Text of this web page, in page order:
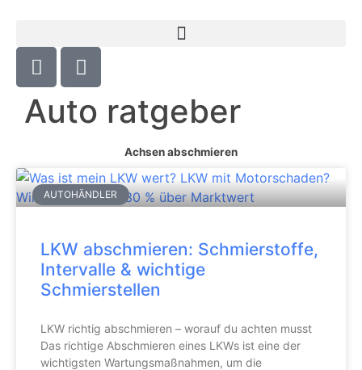
Auto ratgeber
Achsen abschmieren
AUTOHÄNDLER
LKW abschmieren: Schmierstoffe,
Intervalle & wichtige
Schmierstellen
LKW richtig abschmieren – worauf du achten musst
Das richtige Abschmieren eines LKWs ist eine der
wichtigsten Wartungsmaßnahmen, um die